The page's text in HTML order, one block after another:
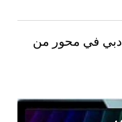
في محور من